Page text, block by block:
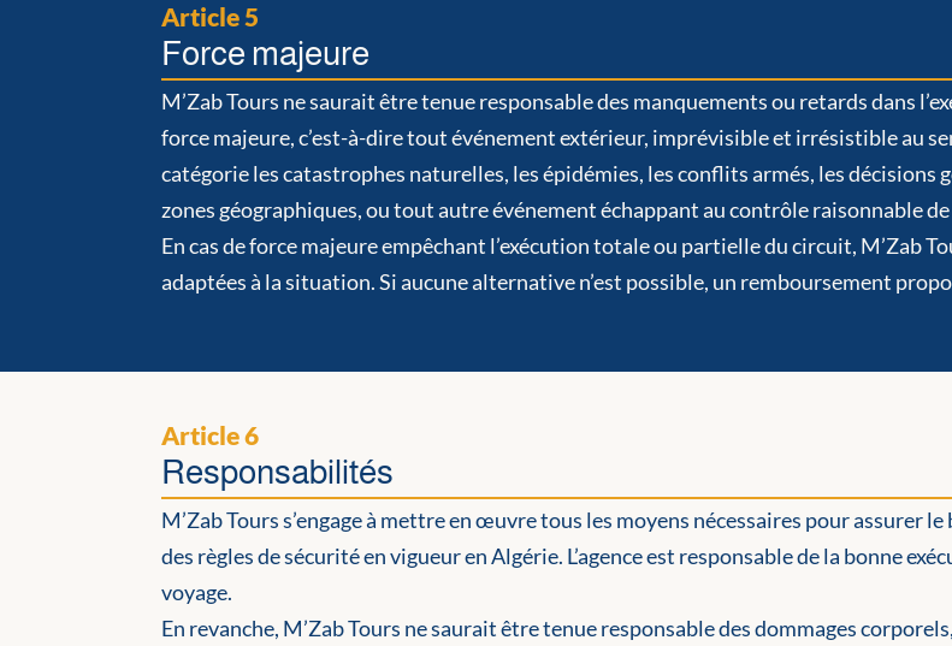
Article 5
Force majeure
M’Zab Tours ne saurait être tenue responsable des manquements ou retards dans
force majeure, c’est-à-dire tout événement extérieur, imprévisible et irrésistible au
catégorie les catastrophes naturelles, les épidémies, les conflits armés, les
zones géographiques, ou tout autre événement échappant au contrôle raisonnable de
En cas de force majeure empêchant l’exécution totale ou partielle du circuit, M’Zab
adaptées à la situation. Si aucune alternative n’est possible, un remboursement
Article 6
Responsabilités
M’Zab Tours s’engage à mettre en œuvre tous les moyens nécessaires pour assurer
des règles de sécurité en vigueur en Algérie. L’agence est responsable de la bonne
voyage.
En revanche, M’Zab Tours ne saurait être tenue responsable des dommages